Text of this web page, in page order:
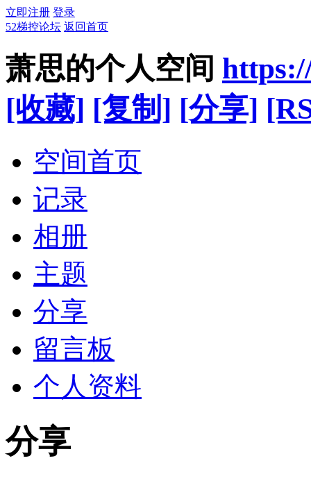
立即注册 登录
52梯控论坛 返回首页
萧思的个人空间
[收藏] [复制] [分享]
空间首页
记录
相册
主题
分享
留言板
个人资料
分享